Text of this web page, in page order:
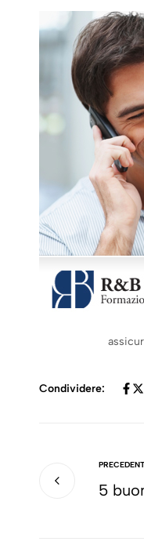
Condividere:
5